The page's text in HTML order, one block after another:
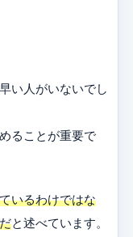
い人がいないでし
ることが重要で
いるわけではな
と述べています。